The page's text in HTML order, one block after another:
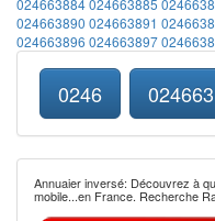
024663884024663885
024663890 024663891
024663896 024663897
0246 024663
Annuaier inversé: Découvrez à
mobile...en France. Recherche